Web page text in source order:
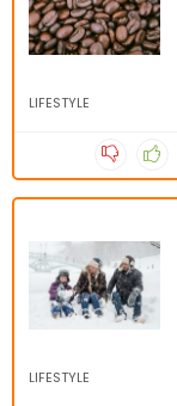
LIFESTYLE
LIFESTYLE